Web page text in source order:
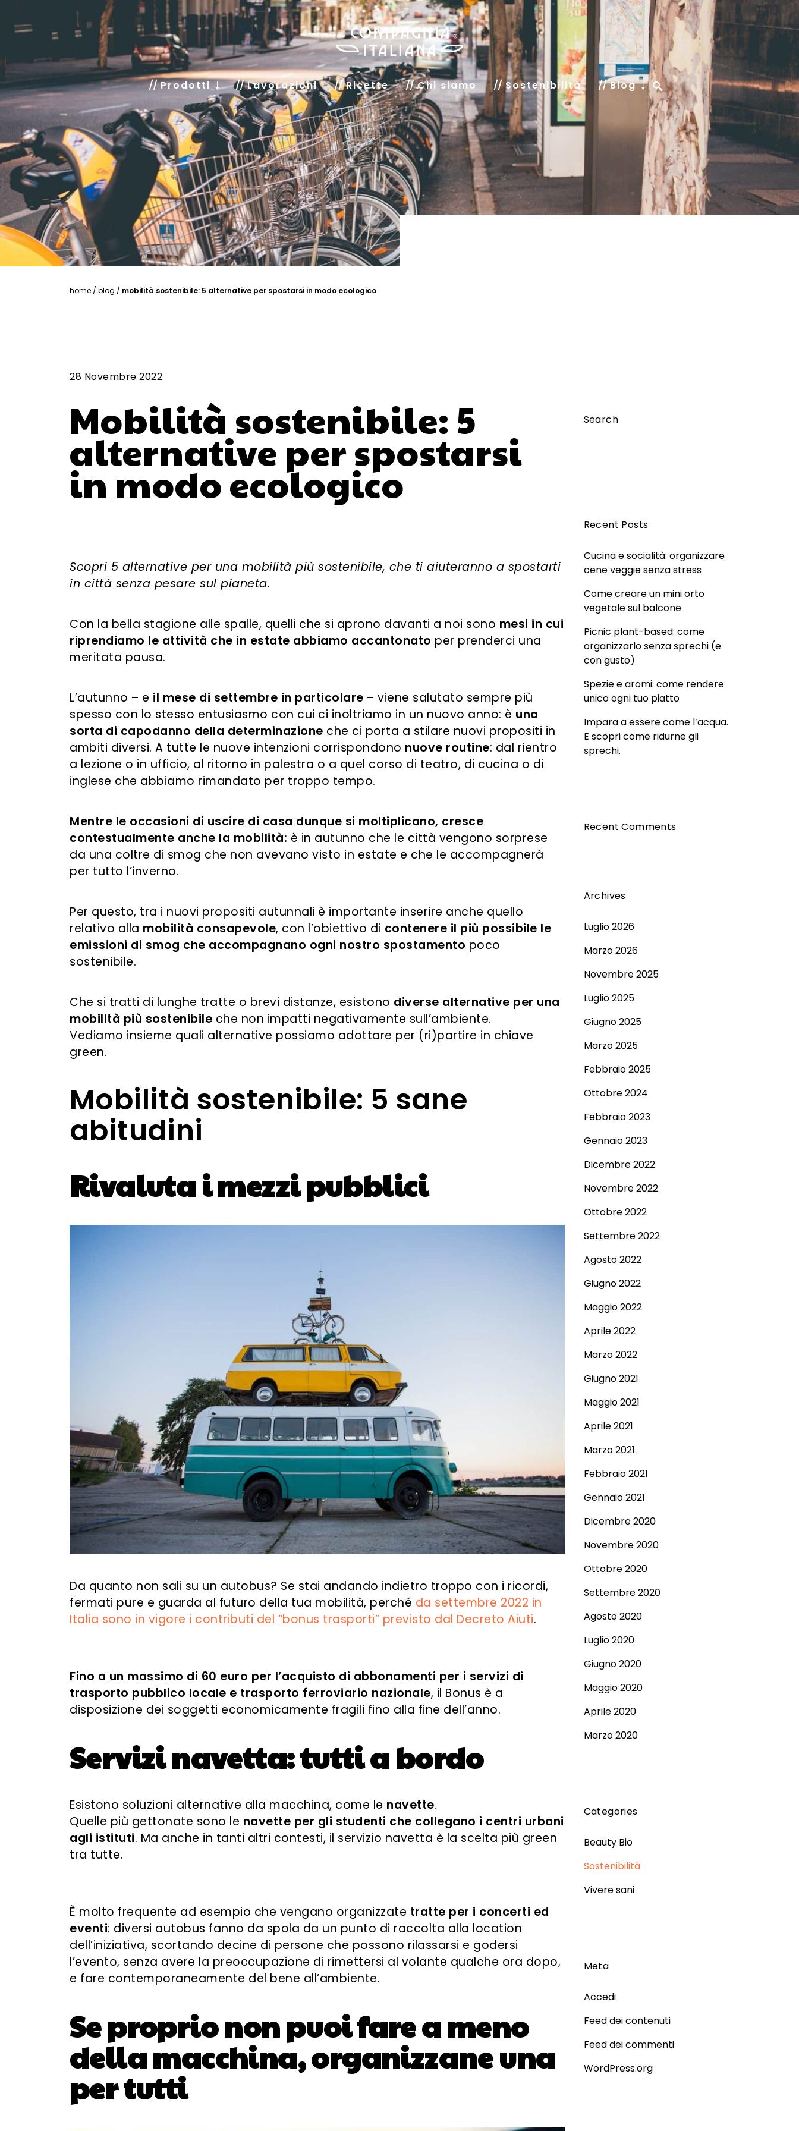
Prodotti Lavorazioni Ricette Chi siamo Sostenibilità Blog
home / blog / mobilità sostenibile: 5 alternative per spostarsi in modo ecologico
28 Novembre 2022
Mobilità sostenibile: 5
alternative per spostarsi
in modo ecologico
Scopri 5 alternative per una mobilità più sostenibile, che ti aiuteranno a spostarti
in città senza pesare sul pianeta.
Con la bella stagione alle spalle, quelli che si aprono davanti a noi sono mesi in cui
riprendiamo le attività che in estate abbiamo accantonato per prenderci una
meritata pausa.
L’autunno – e il mese di settembre in particolare – viene salutato sempre più
spesso con lo stesso entusiasmo con cui ci inoltriamo in un nuovo anno: è una
sorta di capodanno della determinazione che ci porta a stilare nuovi propositi in
ambiti diversi. A tutte le nuove intenzioni corrispondono nuove routine: dal rientro
a lezione o in ufficio, al ritorno in palestra o a quel corso di teatro, di cucina o di
inglese che abbiamo rimandato per troppo tempo.
Mentre le occasioni di uscire di casa dunque si moltiplicano, cresce
contestualmente anche la mobilità: è in autunno che le città vengono sorprese
da una coltre di smog che non avevano visto in estate e che le accompagnerà
per tutto l’inverno.
Per questo, tra i nuovi propositi autunnali è importante inserire anche quello
relativo alla mobilità consapevole, con l’obiettivo di contenere il più possibile le
emissioni di smog che accompagnano ogni nostro spostamento poco
sostenibile.
Che si tratti di lunghe tratte o brevi distanze, esistono diverse alternative per una
mobilità più sostenibile che non impatti negativamente sull’ambiente.
Vediamo insieme quali alternative possiamo adottare per (ri)partire in chiave
green.
Mobilità sostenibile: 5 sane
abitudini
Rivaluta i mezzi pubblici
Da quanto non sali su un autobus? Se stai andando indietro troppo con i ricordi,
fermati pure e guarda al futuro della tua mobilità, perché da settembre 2022 in
Italia sono in vigore i contributi del “bonus trasporti” previsto dal Decreto Aiuti.
Fino a un massimo di 60 euro per l’acquisto di abbonamenti per i servizi di
trasporto pubblico locale e trasporto ferroviario nazionale, il Bonus è a
disposizione dei soggetti economicamente fragili fino alla fine dell’anno.
Servizi navetta: tutti a bordo
Esistono soluzioni alternative alla macchina, come le navette.
Quelle più gettonate sono le navette per gli studenti che collegano i centri urbani
agli istituti. Ma anche in tanti altri contesti, il servizio navetta è la scelta più green
tra tutte.
È molto frequente ad esempio che vengano organizzate tratte per i concerti ed
eventi: diversi autobus fanno da spola da un punto di raccolta alla location
dell’iniziativa, scortando decine di persone che possono rilassarsi e godersi
l’evento, senza avere la preoccupazione di rimettersi al volante qualche ora dopo,
e fare contemporaneamente del bene all’ambiente.
Se proprio non puoi fare a meno
della macchina, organizzane una
per tutti
Search
Recent Posts
Cucina e socialità: organizzare
cene veggie senza stress
Come creare un mini orto
vegetale sul balcone
Picnic plant-based: come
organizzarlo senza sprechi (e
con gusto)
Spezie e aromi: come rendere
unico ogni tuo piatto
Impara a essere come l’acqua.
E scopri come ridurne gli
sprechi.
Recent Comments
Archives
Luglio 2026
Marzo 2026
Novembre 2025
Luglio 2025
Giugno 2025
Marzo 2025
Febbraio 2025
Ottobre 2024
Febbraio 2023
Gennaio 2023
Dicembre 2022
Novembre 2022
Ottobre 2022
Settembre 2022
Agosto 2022
Giugno 2022
Maggio 2022
Aprile 2022
Marzo 2022
Giugno 2021
Maggio 2021
Aprile 2021
Marzo 2021
Febbraio 2021
Gennaio 2021
Dicembre 2020
Novembre 2020
Ottobre 2020
Settembre 2020
Agosto 2020
Luglio 2020
Giugno 2020
Maggio 2020
Aprile 2020
Marzo 2020
Categories
Beauty Bio
Sostenibilità
Vivere sani
Meta
Accedi
Feed dei contenuti
Feed dei commenti
WordPress.org